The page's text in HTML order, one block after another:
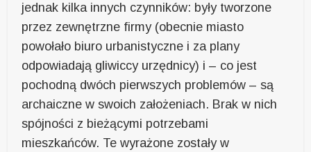
jednak kilka innych czynników: były tworzone
przez zewnętrzne firmy (obecnie miasto
powołało biuro urbanistyczne i za plany
odpowiadają gliwiccy urzędnicy) i – co jest
pochodną dwóch pierwszych problemów – są
archaiczne w swoich założeniach. Brak w nich
spójności z bieżącymi potrzebami
mieszkańców. Te wyrażone zostały w